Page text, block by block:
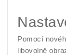
Pomocí
libovolně